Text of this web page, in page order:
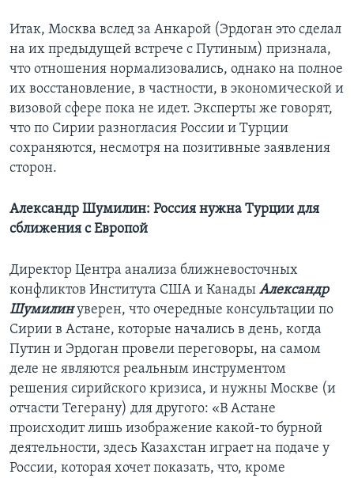
Итак, Москва вслед за Анкарой (Эрдоган это сделал
на их предыдущей встрече с Путиным) признала,
что отношения нормализовались, однако на полное
их восстановление, в частности, в экономической и
визовой сфере пока не идет. Эксперты же говорят,
что по Сирии разногласия России и Турции
сохраняются, несмотря на позитивные заявления
сторон.
Александр Шумилин: Россия нужна Турции для
сближения с Европой
Директор Центра анализа ближневосточных
конфликтов Института США и Канады Александр
Шумилинуверен, что очередные консультации по
Сирии в Астане, которые начались в день, когда
Путин и Эрдоган провели переговоры, на самом
деле не являются реальным инструментом
решения сирийского кризиса, и нужны Москве (и
отчасти Тегерану) для другого: «В Астане
происходит лишь изображение какой-то бурной
деятельности, здесь Казахстан играет на подаче у
России, которая хочет показать, что, кроме